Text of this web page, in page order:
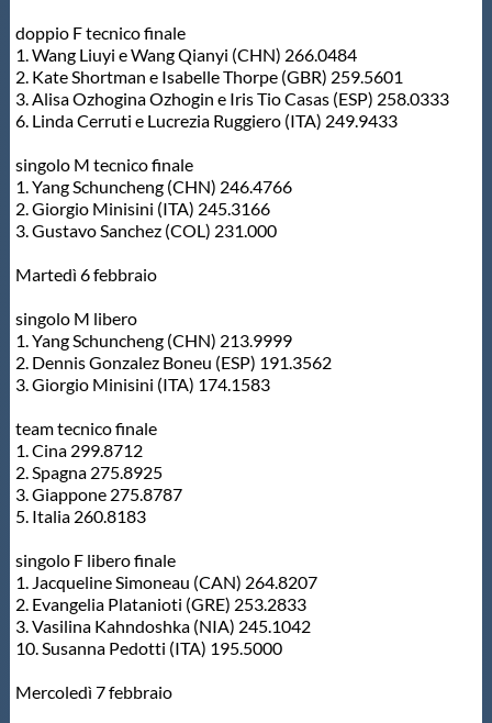
doppio F tecnico finale
1. Wang Liuyi e Wang Qianyi (CHN) 266.0484
2. Kate Shortman e Isabelle Thorpe (GBR) 259.5601
3. Alisa Ozhogina Ozhogin e Iris Tio Casas (ESP) 258.0333
6. Linda Cerruti e Lucrezia Ruggiero (ITA) 249.9433
singolo M tecnico finale
1. Yang Schuncheng (CHN) 246.4766
2. Giorgio Minisini (ITA) 245.3166
3. Gustavo Sanchez (COL) 231.000
Martedì 6 febbraio
singolo M libero
1. Yang Schuncheng (CHN) 213.9999
2. Dennis Gonzalez Boneu (ESP) 191.3562
3. Giorgio Minisini (ITA) 174.1583
team tecnico finale
1. Cina 299.8712
2. Spagna 275.8925
3. Giappone 275.8787
5. Italia 260.8183
singolo F libero finale
1. Jacqueline Simoneau (CAN) 264.8207
2. Evangelia Platanioti (GRE) 253.2833
3. Vasilina Kahndoshka (NIA) 245.1042
10. Susanna Pedotti (ITA) 195.5000
Mercoledì 7 febbraio